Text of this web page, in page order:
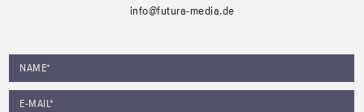
info@futura-media.de